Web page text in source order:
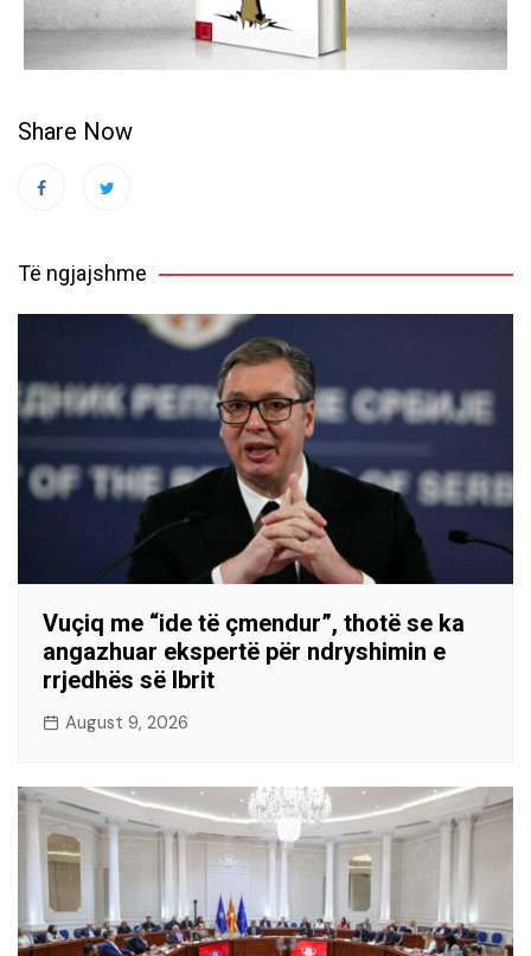
Share Now
Të ngjajshme
Vuçiq me “ide të çmendur”, thotë se ka
angazhuar ekspertë për ndryshimin e
rrjedhës së Ibrit
August 9, 2026